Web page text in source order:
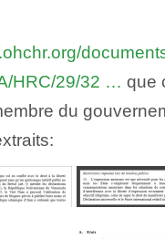
HRC/29/32 … que
du